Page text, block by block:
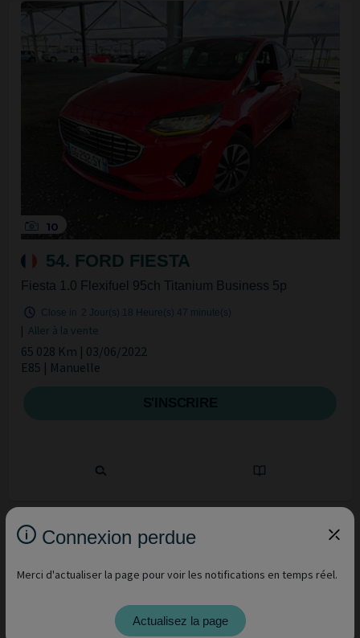
10
54. FORD FIESTA
Fiesta 1.0 Flexifuel 95ch Titanium Business 5p
Close in 2 Jour(s) 18 Heure(s) 47 minute(s)
| Aller à la vente
65 028 Km | 03/06/2022
E85 | Manuelle
Connexion perdue
Merci d'actualiser la page pour voir les notifications en temps réel.
Actualisez la page